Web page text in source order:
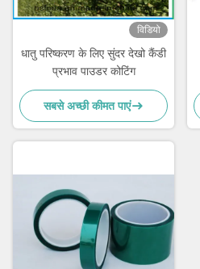
विडियो
धातु परिष्करण के लिए सुंदर देखो कैंडी
प्रभाव पाउडर कोटिंग
सबसे अच्छी कीमत पाएं